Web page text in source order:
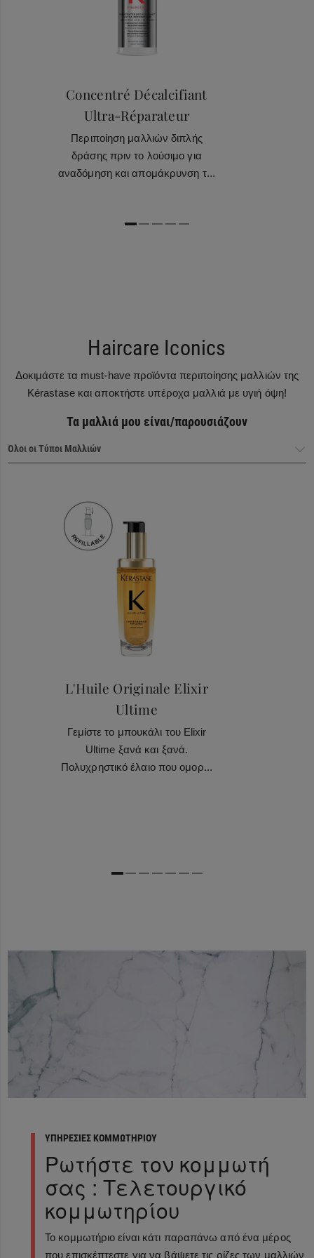
Concentré Décalcifiant
Ultra-Réparateur
Περιποίηση μαλλιών διπλής
δράσης πριν το λούσιμο για
αναδόμηση και απομάκρυνση τ...
Haircare Iconics
Δοκιμάστε τα must-have προϊόντα περιποίησης μαλλιών της
Kérastase και αποκτήστε υπέροχα μαλλιά με υγιή όψη!
Τα μαλλιά μου είναι/παρουσιάζουν
Haircare Heroes
L'Huile Originale Elixir
Ultime
Γεμίστε το μπουκάλι του Elixir
Ultime ξανά και ξανά.
Πολυχρηστικό έλαιο που ομορ...
ΥΠΗΡΕΣΙΕΣ ΚΟΜΜΩΤΗΡΙΟΥ
Ρωτήστε τον κομμωτή
σας : Τελετουργικό
κομμωτηρίου
Το κομμωτήριο είναι κάτι παραπάνω από ένα μέρος
που επισκέπτεστε για να βάψετε τις ρίζες των μαλλιών